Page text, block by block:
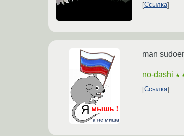
Ссылка
man
no-dashi
Ссылка